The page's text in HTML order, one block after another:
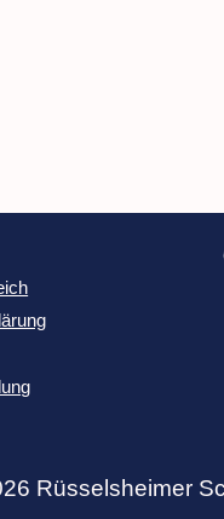
Rüsselsheimer